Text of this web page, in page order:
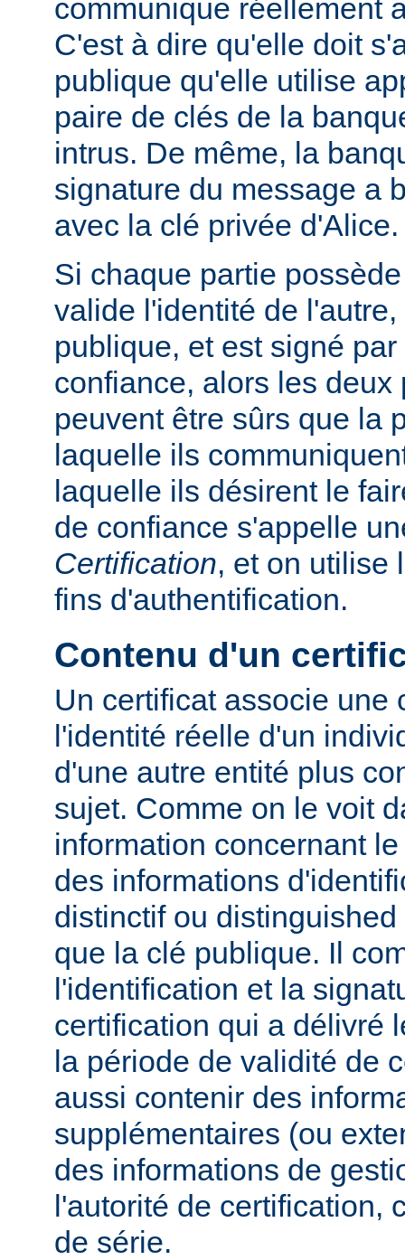
communique réellement
C'est à dire qu'elle doit
publique qu'elle utilise
paire de clés de la
intrus. De même, la
signature du message a
avec la clé privée d'Alice.
Si chaque partie
valide l'identité de
publique, et est signé
confiance, alors les deux
peuvent être sûrs que la
laquelle ils
laquelle ils désirent le
de confiance s'appelle
Certification, et on utilise
fins d'authentification.
Contenu d'un
Un certificat associe une
l'identité réelle d'un
d'une autre entité plus
sujet. Comme on le voit
information concernant
des informations
distinctif ou
que la clé publique. Il
l'identification et la
certification qui a délivré
la période de validité de
aussi contenir des
supplémentaires (ou
des informations de
l'autorité de certification,
de série.